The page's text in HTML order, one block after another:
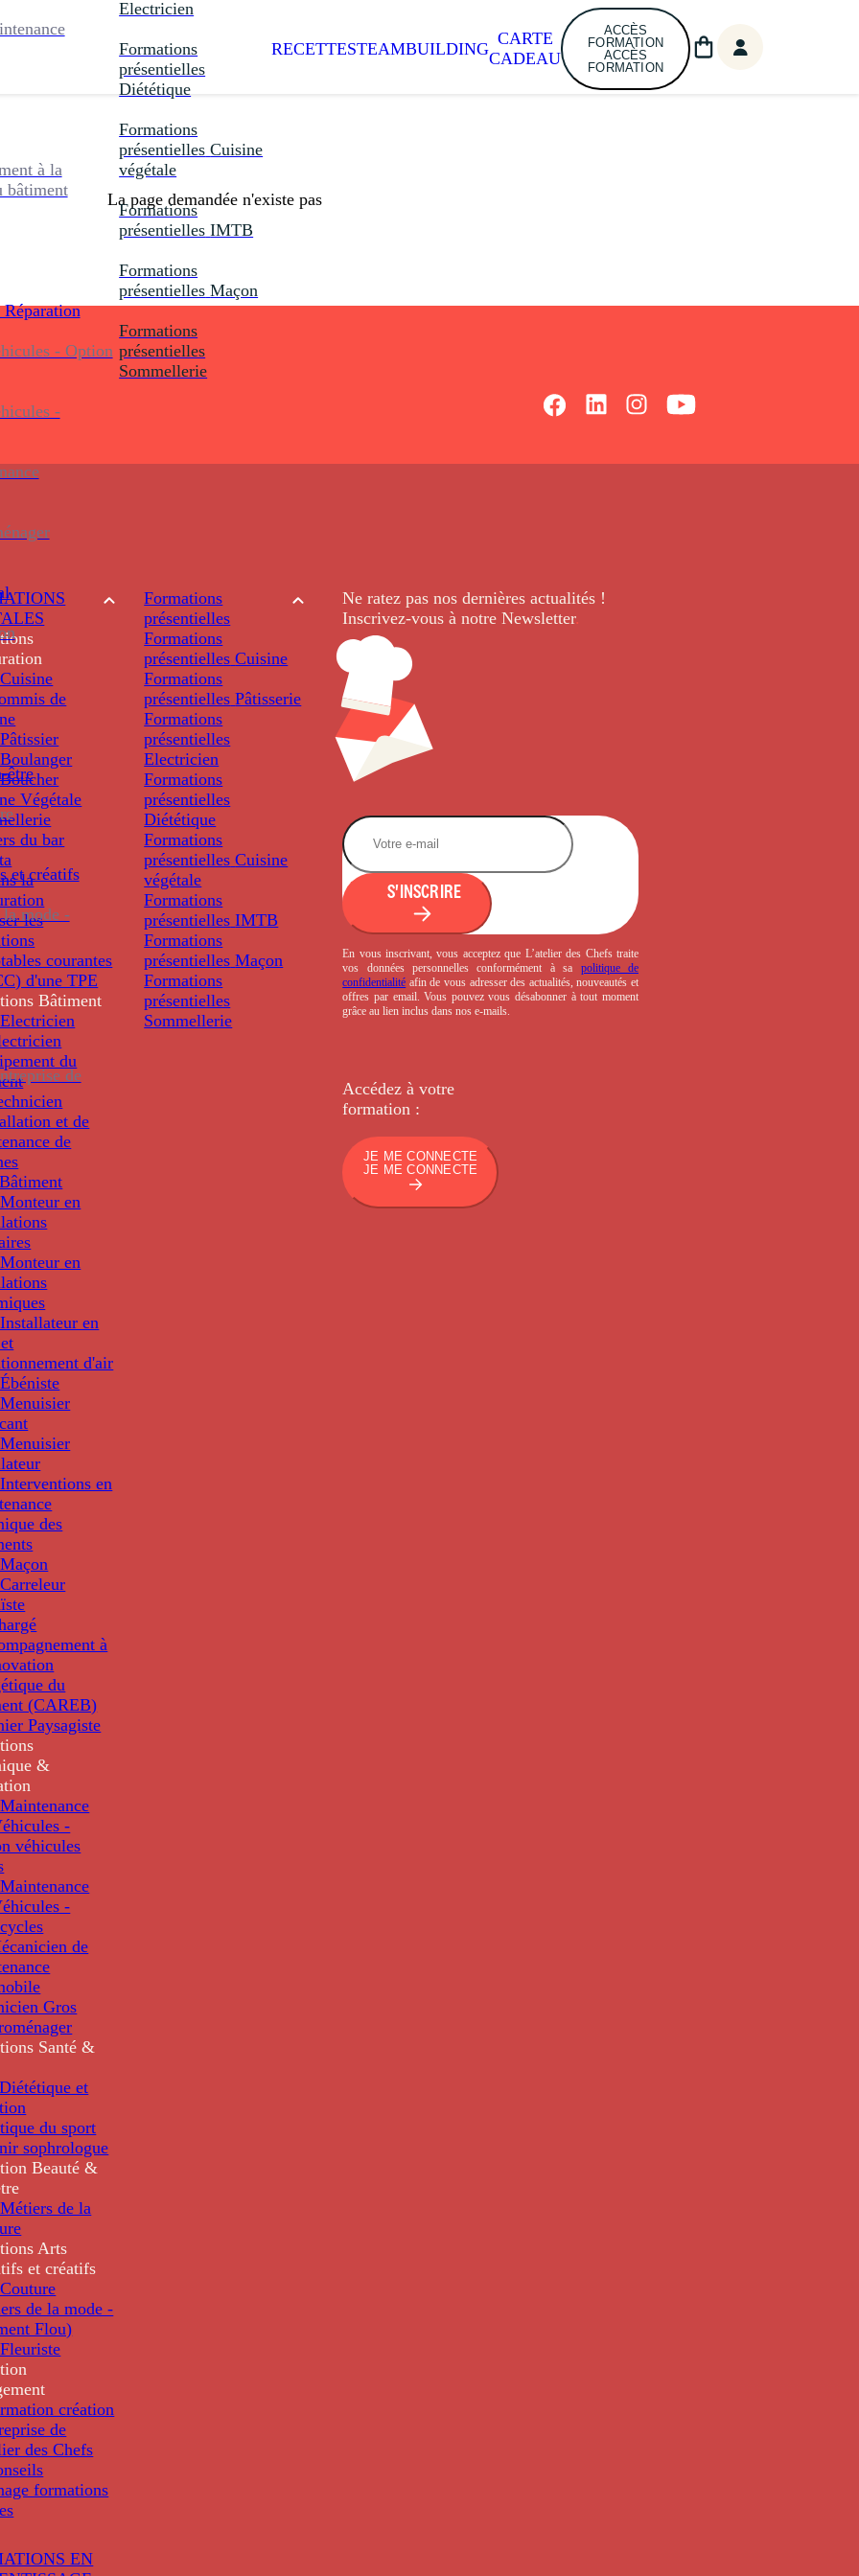
à la
bâtiment
- Option
-
être
et créatifs
mode -
de
Electricien
Formations
présentielles
Diététique
Formations
présentielles Cuisine
végétale
Formations
présentielles IMTB
Formations
présentielles Maçon
Formations
présentielles
Sommellerie
RECETTESTEAMBUILDING
CARTE
CADEAU
ACCÈS
FORMATION
ACCÈS
FORMATION
La page demandée n'existe pas
de
Végétale
du bar
la
les
courantes
d'une TPE
Bâtiment
du
et de
de
en
en
en
d'air
en
des
à
du
(CAREB)
Paysagiste
&
-
véhicules
-
de
Gros
Santé &
et
du sport
sophrologue
Beauté &
de la
Arts
et créatifs
de la mode -
Flou)
création
de
des Chefs
formations
EN
Formations
présentielles
Formations
présentielles Cuisine
Formations
présentielles Pâtisserie
Formations
présentielles
Electricien
Formations
présentielles
Diététique
Formations
présentielles Cuisine
végétale
Formations
présentielles IMTB
Formations
présentielles Maçon
Formations
présentielles
Sommellerie
Ne ratez pas nos dernièresactualités !
Inscrivez-vous à notre Newsletter.
S'INSCRIRE
En vous inscrivant, vous acceptez que L’atelier des Chefs traite
vos données personnelles conformément à sa politique de
confidentialité afin de vous adresser des actualités, nouveautés et
offres par email. Vous pouvez vous désabonner à tout moment
grâce au lien inclus dans nos e-mails.
Accédez à votre
formation :
JE ME CONNECTE
JE ME CONNECTE